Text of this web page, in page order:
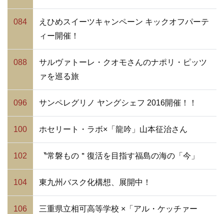
084
えひめスイーツキャンペーン キックオフパーテ
ィー開催！
088
サルヴァトーレ・クオモさんのナポリ・ピッツ
ァを巡る旅
096 サンペレグリノ ヤングシェフ 2016開催！！
100 ホセリート・ラボ×「龍吟」山本征治さん
102 〝常磐もの＂復活を目指す福島の海の「今」
104 東九州バスク化構想、展開中！
106
三重県立相可高等学校 ×「アル・ケッチァー